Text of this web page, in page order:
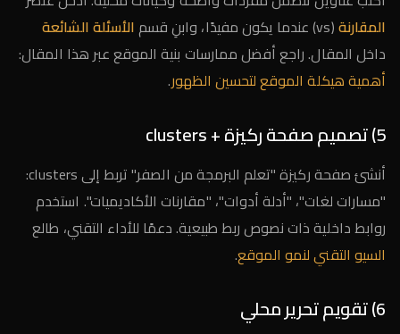
المقارنة(vs) عندما يكون مفيدًا، وابنِ قسم
الأسئلة الشائعة
داخل المقال. راجع أفضل ممارسات بنية الموقع عبر هذا المقال:
أهمية هيكلة الموقع لتحسين الظهور.
5) تصميم صفحة ركيزة + clusters
أنشئ صفحة ركيزة "تعلم البرمجة من الصفر" تربط إلى clusters:
"مسارات لغات"، "أدلة أدوات"، "مقارنات الأكاديميات". استخدم
روابط داخلية ذات نصوص ربط طبيعية. دعمًا للأداء التقني، طالع
السيو التقني لنمو الموقع.
6) تقويم تحرير محلي